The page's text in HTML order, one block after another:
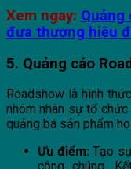
Xem ngay: Quảng
đưa thương hiệu
5. Quảng cáo
Roadshow là hình
nhóm nhân sự tổ
quảng bá sản phẩm
Ưu điểm: Tạo